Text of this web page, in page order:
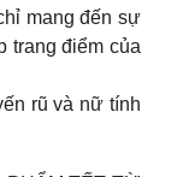
mang đến sự
trang điểm của
rũ và nữ tính